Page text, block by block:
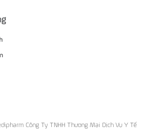
Công Ty TNHH Thương Mại Dịch Vụ Y Tế